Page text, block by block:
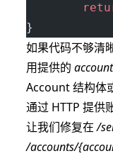
}
如果代码不够清
用提供的
Account 结构体
通过 HTTP 提供
让我们修复在/
/accounts/